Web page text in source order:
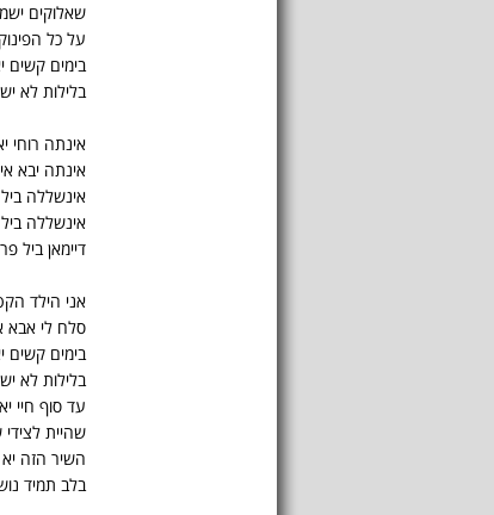
שאלוקים
על כל
בימים קשים
בלילות לא
אינתה רוחי
אינתה יבא
אינשללה
אינשללה
דיימאן ביל
אני הילד
סלח לי אבא
בימים קשים
בלילות לא
עד סוף חיי
שהיית
השיר הזה
בלב תמיד